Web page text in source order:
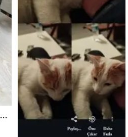
Akıllı, uslu, yaramazlık nedir bilmez